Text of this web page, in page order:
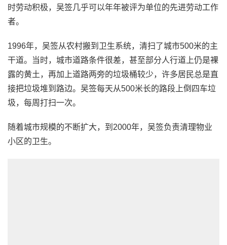
时劳动积极，吴签几乎可以年年被评为单位的先进劳动工作
者。
1996年，吴签从农村搬到卫生系统，清扫了城市500米的主
干道。当时，城市道路条件很差，甚至部分人行道上仍是裸
露的黄土，再加上道路两旁的垃圾桶较少，许多居民总是直
接把垃圾堆到路边。吴签每天从500米长的路段上倒四车垃
圾，每周打扫一次。
随着城市规模的不断扩大，到2000年，吴签负责清理物业
小区的卫生。